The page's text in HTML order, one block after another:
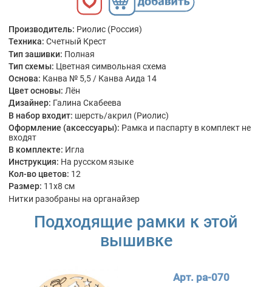
Производитель: Риолис (Россия)
Техника: Счетный Крест
Тип зашивки: Полная
Тип схемы: Цветная символьная схема
Основа: Канва № 5,5 / Канва Аида 14
Цвет основы: Лён
Дизайнер: Галина Скабеева
В набор входит: шерсть/акрил (Риолис)
Оформление (аксессуары): Рамка и паспарту в комплект не
входят
В комплекте: Игла
Инструкция: На русском языке
Кол-во цветов: 12
Размер: 11x8 см
Нитки разобраны на органайзер
Подходящие рамки к этой
вышивке
Арт. ра-070